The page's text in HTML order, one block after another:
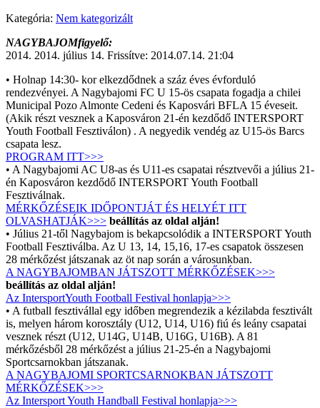
Kategória: Nem kategorizált
NAGYBAJOMfigyelő:
2014. 2014. július 14. Frissítve: 2014.07.14. 21:04
• Holnap 14:30- kor elkezdődnek a száz éves évforduló
rendezvényei. A Nagybajomi FC U 15-ös csapata fogadja a chilei
Municipal Pozo Almonte Cedeni és Kaposvári BFLA 15 éveseit.
(Akik részt vesznek a Kaposváron 21-én kezdődő INTERSPORT
Youth Football Fesztiválon) . A negyedik vendég az U15-ös Barcs
csapata lesz.
PROGRAM ITT>>>
• A Nagybajomi AC U8-as és U11-es csapatai résztvevői a július 21-
én Kaposváron kezdődő INTERSPORT Youth Football
Fesztiválnak.
MÉRKŐZÉSEIK IDŐPONTJÁT ÉS HELYÉT ITT
OLVASHATJÁK>>> beállítás az oldal alján!
• Július 21-től Nagybajom is bekapcsolódik a INTERSPORT Youth
Football Fesztiválba. Az U 13, 14, 15,16, 17-es csapatok összesen
28 mérkőzést játszanak az öt nap során a városunkban.
A NAGYBAJOMBAN JÁTSZOTT MÉRKŐZÉSEK>>>
beállítás az oldal alján!
Az IntersportYouth Football Festival honlapja>>>
• A futball fesztivállal egy időben megrendezik a kézilabda fesztivált
is, melyen három korosztály (U12, U14, U16) fiú és leány csapatai
vesznek részt (U12, U14G, U14B, U16G, U16B). A 81
mérkőzésből 28 mérkőzést a július 21-25-én a Nagybajomi
Sportcsarnokban játszanak.
A NAGYBAJOMI SPORTCSARNOKBAN JÁTSZOTT
MÉRKŐZÉSEK>>>
Az Intersport Youth Handball Festival honlapja>>>